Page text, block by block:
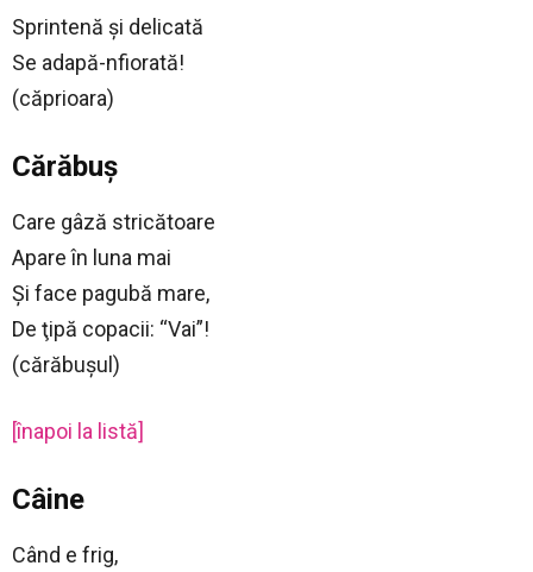
Sprintenă şi delicată
Se adapă-nfiorată!
(căprioara)
Cărăbuş
Care gâză stricătoare
Apare în luna mai
Şi face pagubă mare,
De ţipă copacii: “Vai”!
(cărăbuşul)
[înapoi la listă]
Câine
Când e frig,